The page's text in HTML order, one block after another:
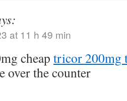
at 11 h 49 min
cheap tricor 200mg
over the counter